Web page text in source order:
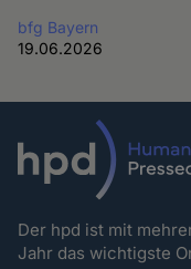
bfg Bayern
19.06.2026
Der hpd ist mit
Jahr das wichtigste